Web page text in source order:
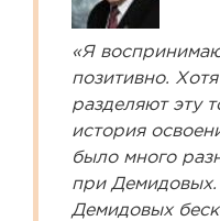
«Я
позитивно.
разделяют эту
история
было много
при
Демидовых